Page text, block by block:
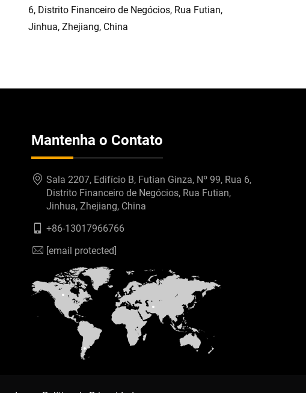
6, Distrito Financeiro de Negócios, Rua Futian,
Jinhua, Zhejiang, China
Mantenha o Contato
Sala 2207, Edifício B, Futian Ginza, Nº 99, Rua 6,
Distrito Financeiro de Negócios, Rua Futian,
Jinhua, Zhejiang, China
+86-13017966766
[email protected]